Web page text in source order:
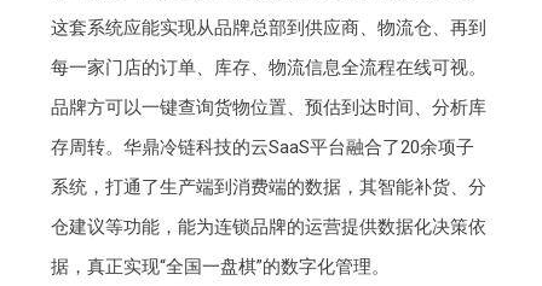
这套系统应能实现从品牌总部到供应商、物流仓、再到
每一家门店的订单、库存、物流信息全流程在线可视。
品牌方可以一键查询货物位置、预估到达时间、分析库
存周转。华鼎冷链科技的云SaaS平台融合了20余项子
系统，打通了生产端到消费端的数据，其智能补货、分
仓建议等功能，能为连锁品牌的运营提供数据化决策依
据，真正实现“全国一盘棋”的数字化管理。